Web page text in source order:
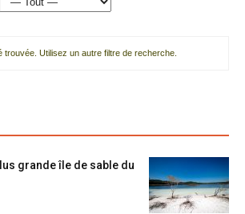
trouvée. Utilisez un autre filtre de recherche.
grande île de sable du